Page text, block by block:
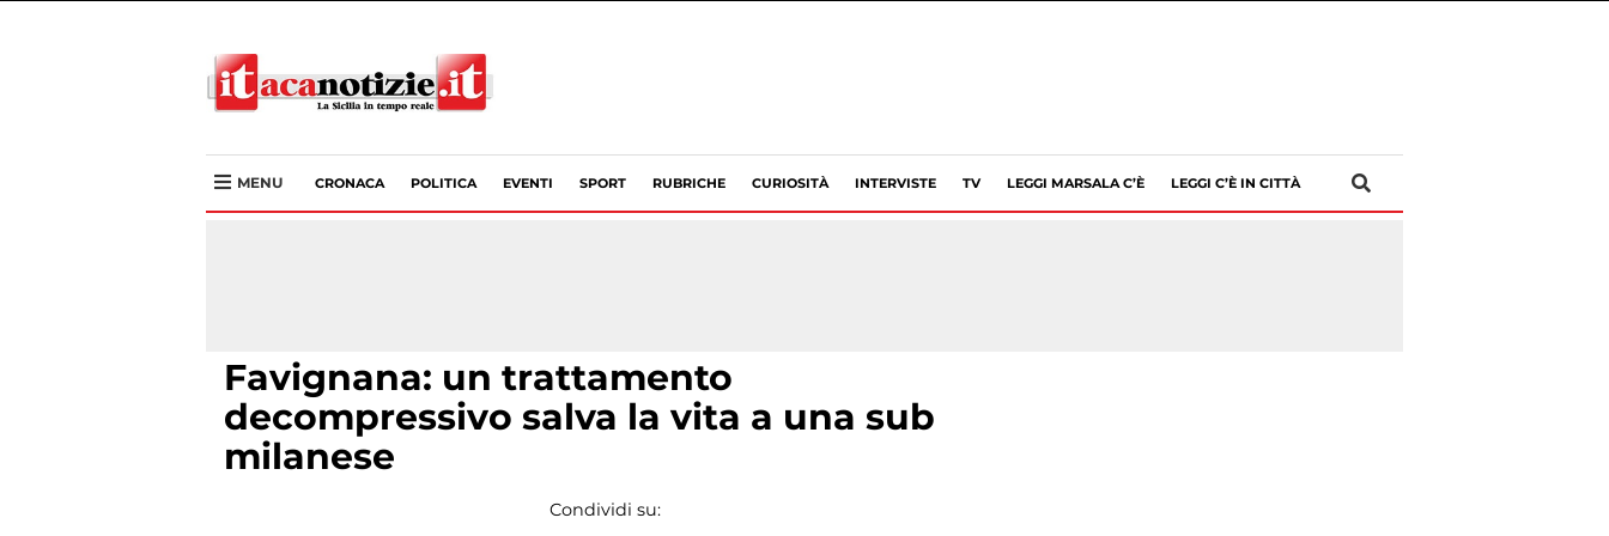
MENU CRONACA POLITICA EVENTI SPORT RUBRICHE CURIOSITÀ INTERVISTE TV LEGGI MARSALA C’È LEGGI C’È IN CITTÀ
Favignana: un trattamento
decompressivo salva la vita a una sub
milanese
Condividi su: